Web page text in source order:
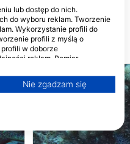
lub dostęp do nich.
do wyboru reklam. Tworzenie
Wykorzystanie profili do
profili z myślą o
w doborze
reklam. Pomiar
i ulepszanie usług.
do wyboru treści
danych przez Google można
privacy/
tej witryny/aplikacji.
Nie zgadzam się